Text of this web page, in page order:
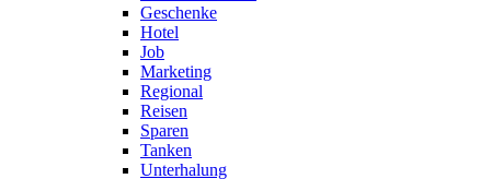
Geschenke
Hotel
Job
Marketing
Regional
Reisen
Sparen
Tanken
Unterhalung